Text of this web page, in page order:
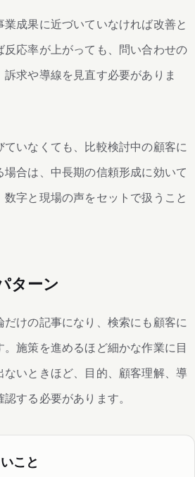
成果に近づいていなければ改善と
反応率が上がっても、問い合わせの
求や導線を見直す必要がありま
いなくても、比較検討中の顧客に
合は、中長期の信頼形成に効いて
字と現場の声をセットで扱うこと
ターン
けの記事になり、検索にも顧客に
。施策を進めるほど細かな作業に目
ないときほど、目的、顧客理解、導
する必要があります。
こと